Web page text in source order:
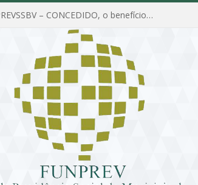
PORTARIA Nº 025/2026-GP/IPREVSSBV – CONCEDIDO, o benefício de PENSÃO a MARIA ESTELA DOS SANTOS SOUZA